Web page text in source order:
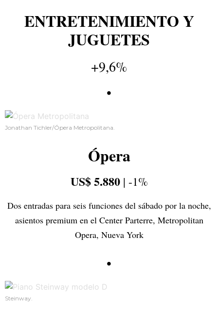
ENTRETENIMIENTO Y
JUGUETES
+9,6%
•
Jonathan Tichler/Ópera Metropolitana.
Ópera
US$ 5.880| -1%
Dos entradas para seis funciones del sábado por la noche,
asientos premium en el Center Parterre, Metropolitan
Opera, Nueva York
•
Steinway.